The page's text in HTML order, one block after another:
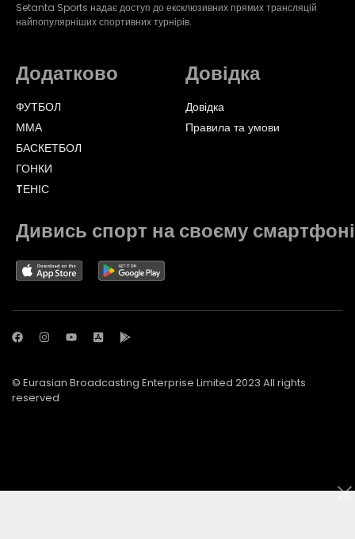
Setanta Sports надає доступ до ексклюзивних прямих трансляцій
найпопулярніших спортивних турнірів.
Додатково
ФУТБОЛ
ММА
БАСКЕТБОЛ
ГОНКИ
TЕНІС
Довідка
Довідка
Правила та умови
Дивись спорт на своєму смартфоні
© Eurasian Broadcasting Enterprise Limited 2023 All rights
reserved